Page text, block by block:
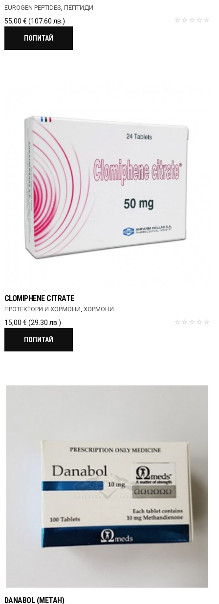
EUROGEN PEPTIDES ПЕПТИДИ
55,00 € (107.60 лв.)
ПОПИТАЙ
CLOMIPHENE CITRATE
ПРОТЕКТОРИ И ХОРМОНИ, ХОРМОНИ
15,00 € (29.30 лв.)
ПОПИТАЙ
DANABOL (МЕТАН)